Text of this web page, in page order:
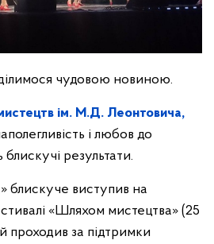
чудовою новиною.
ім. М.Д. Леонтовича,
і любов до
результати.
блискуче виступив на
«Шляхом мистецтва» (25
проходив за підтримки